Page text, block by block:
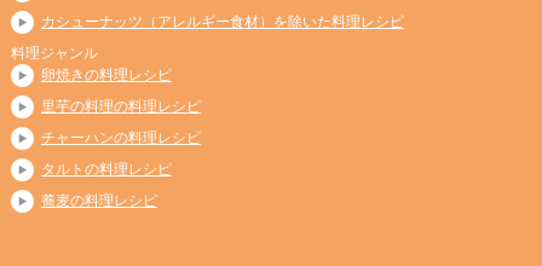
カシューナッツ（アレルギー食材）を除いた料理レシピ
料理ジャンル
卵焼きの料理レシピ
里芋の料理の料理レシピ
チャーハンの料理レシピ
タルトの料理レシピ
蕎麦の料理レシピ